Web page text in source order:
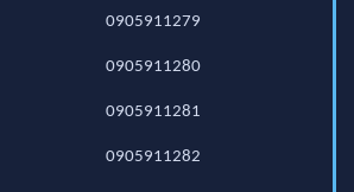
0905911279
0905911280
0905911281
0905911282